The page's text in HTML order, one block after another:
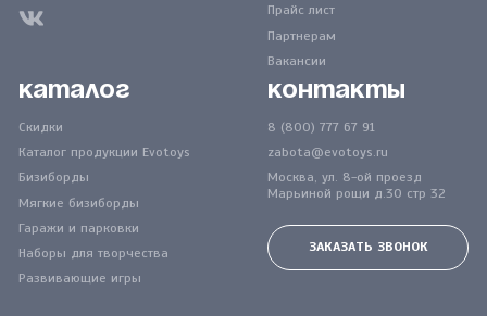
Прайс лист
Партнерам
Вакансии
Каталог
Скидки
Каталог продукции Evotoys
Бизиборды
Мягкие бизиборды
Гаражи и парковки
Наборы для творчества
Развивающие игры
Контакты
8 (800) 777 67 91
zabota@evotoys.ru
Москва, ул. 8-ой проезд
Марьиной рощи д.30 стр 32
ЗАКАЗАТЬ ЗВОНОК